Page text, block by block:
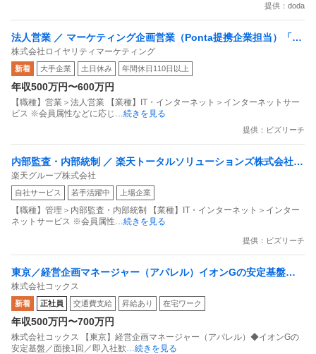
提供：doda
法人営業 ／ マーケティング企画営業（Ponta提携企業担当）「国
内最大級の共通ポイントサービスを展開／無駄のない消費社会を
目指すデータマーケティングカンパニー」
株式会社ロイヤリティマーケティング
新着 大手企業 土日休み 年間休日110日以上
年収500万円〜600万円
【職種】営業＞法人営業 【業種】IT・インターネット＞インターネットサー
ビス ※会員属性などに応じ
…続きを見る
提供：ビズリーチ
内部監査・内部統制 ／ 楽天トータルソリューションズ株式会社
戦略事業コンプライアンス支援部 業務統制支援課：ショップコン
プライアンス推進担当（SBCSD）
楽天グループ株式会社
自社サービス 若手活躍中 上場企業
【職種】管理＞内部監査・内部統制 【業種】IT・インターネット＞インター
ネットサービス ※会員属性 …続きを見る
提供：ビズリーチ
東京／経営企画マネージャー（アパレル）イオンGの安定基盤／
面接1回／即入社歓迎
株式会社コックス
新着 正社員 交通費支給 昇給あり 在宅ワーク
年収500万円〜700万円
株式会社コックス 【東京】経営企画マネージャー（アパレル）◆イオンGの
安定基盤／面接1回／即入社歓 …続きを見る